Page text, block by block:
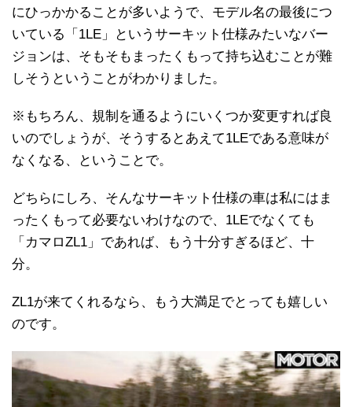
にひっかかることが多いようで、モデル名の最後につ
いている「1LE」というサーキット仕様みたいなバー
ジョンは、そもそもまったくもって持ち込むことが難
しそうということがわかりました。
※もちろん、規制を通るようにいくつか変更すれば良
いのでしょうが、そうするとあえて1LEである意味が
なくなる、ということで。
どちらにしろ、そんなサーキット仕様の車は私にはま
ったくもって必要ないわけなので、1LEでなくても
「カマロZL1」であれば、もう十分すぎるほど、十
分。
ZL1が来てくれるなら、もう大満足でとっても嬉しい
のです。